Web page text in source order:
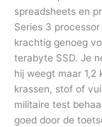
spreadsheets en
Series 3
krachtig genoeg
terabyte SSD. Je
hij weegt maar 1,2
krassen, stof of
militaire test
goed door de